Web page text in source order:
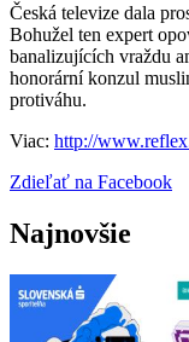
Česká televize dala
Bohužel ten expert
banalizujících vraždu
honorární konzul
protiváhu.
Viac: http://
Zdieľať na Facebook
Najnovšie